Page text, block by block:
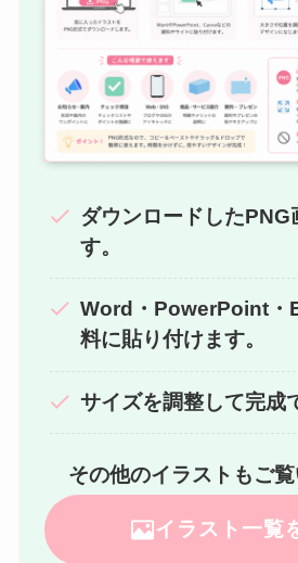
ダウンロードしたPNG
す。
Word・PowerPoint・
料に貼り付けます。
サイズを調整して完成
その他のイラストもご
イラスト一覧